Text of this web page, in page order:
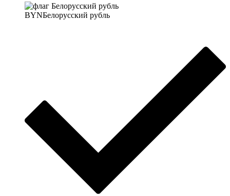
BYNБелорусский рубль